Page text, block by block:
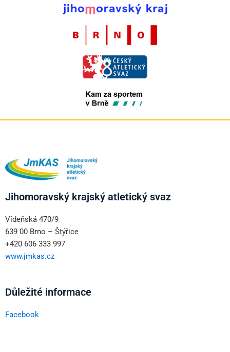
Jihomoravský krajský atletický svaz
Vídeňská 470/9
639 00 Brno – Štýřice
+420 606 333 997
www.jmkas.cz
Důležité informace
Facebook